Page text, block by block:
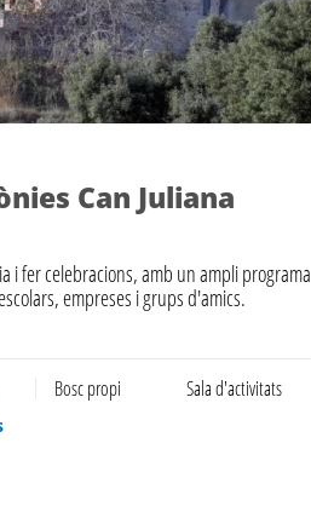
Can Juliana
i fer celebracions, amb un ampli programa
empreses i grups d'amics.
Bosc propi Sala d'activitats